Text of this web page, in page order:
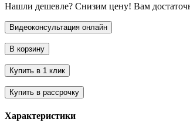
Нашли дешевле? Снизим цену! Вам
Характеристики